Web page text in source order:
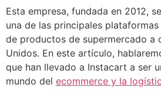
Esta empresa, fundada en 2012,
una de las principales
de productos de supermercado a
Unidos. En este artículo,
que han llevado a Instacart a ser
mundo del ecommerce y la